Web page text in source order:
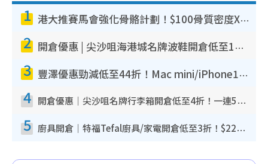
1 港大推賽馬會強化骨骼計劃！$100骨質密度X光檢查 完成免費運動訓練送超市禮券！附參加資格
2 開倉優惠 | 尖沙咀海港城名牌波鞋開倉低至1折！On鞋$899起／Joy&Peace鞋履$98起
3 豐澤優惠勁減低至44折！Mac mini/iPhone17Pro大減價！廚房家電$220起
4 開倉優惠｜尖沙咀名牌行李箱開倉低至4折！一連5日 American Tourister/ace./Hallmark $200起！
5 廚具開倉｜特福Tefal廚具/家電開倉低至3折！$220起買平底鍋/炒鑊/湯煲！電飯煲/吸塵機/燙斗$418起